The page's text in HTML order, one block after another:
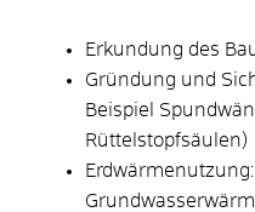
Erkundung des
Gründung und
Beispiel
Rüttelstopfsäulen)